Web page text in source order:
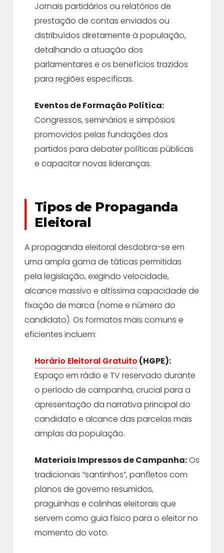
Jornais partidários ou relatórios de
prestação de contas enviados ou
distribuídos diretamente à população,
detalhando a atuação dos
parlamentares e os benefícios trazidos
para regiões específicas.
Eventos de Formação Política:
Congressos, seminários e simpósios
promovidos pelas fundações dos
partidos para debater políticas públicas
e capacitar novas lideranças.
Tipos de Propaganda
Eleitoral
A propaganda eleitoral desdobra-se em
uma ampla gama de táticas permitidas
pela legislação, exigindo velocidade,
alcance massivo e altíssima capacidade de
fixação de marca (nome e número do
candidato). Os formatos mais comuns e
eficientes incluem:
Horário Eleitoral Gratuito (HGPE):
Espaço em rádio e TV reservado durante
o período de campanha, crucial para a
apresentação da narrativa principal do
candidato e alcance das parcelas mais
amplas da população.
Materiais Impressos de Campanha:Os
tradicionais “santinhos”, panfletos com
planos de governo resumidos,
praguinhas e colinhas eleitorais que
servem como guia físico para o eleitor no
momento do voto.